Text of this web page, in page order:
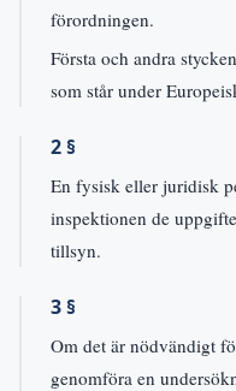
förordningen.
Första och andra
som står under
2 §
En fysisk eller juridisk
inspektionen de
tillsyn.
3 §
Om det är nödvändigt
genomföra en